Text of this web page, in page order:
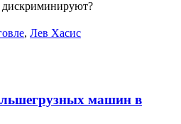
дискриминируют?
, Лев Хасис
машин в